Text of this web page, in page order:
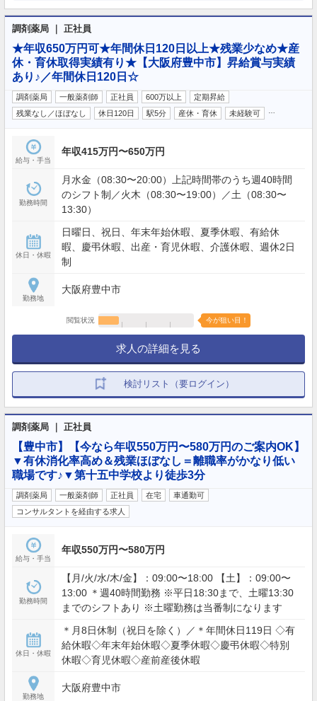
調剤薬局 ｜ 正社員
★年収650万円可★年間休日120日以上★残業少なめ★産
休・育休取得実績有り★【大阪府豊中市】昇給賞与実績
あり♪／年間休日120日☆
調剤薬局 一般薬剤師 正社員 600万以上
定期昇給
残業なし／ほぼなし
休日120日 駅5分 産休・育休 未経験可
給与・手当
年収415万円〜650万円
勤務時間
月水金（08:30〜20:00）上記時間帯のうち週40時間
のシフト制／火木（08:30〜19:00）／土（08:30〜
13:30）
休日・休暇
日曜日、祝日、年末年始休暇、夏季休暇、有給休
暇、慶弔休暇、出産・育児休暇、介護休暇、週休2日
制
勤務地
大阪府豊中市
閲覧状況 今が狙い目！
求人の詳細を見る
検討リスト（要ログイン）
調剤薬局 ｜ 正社員
【豊中市】【今なら年収550万円〜580万円のご案内OK】
▼有休消化率高め＆残業ほぼなし＝離職率がかなり低い
職場です♪▼第十五中学校より徒歩3分
調剤薬局 一般薬剤師 正社員 在宅
車通勤可
コンサルタントを経由する求人
給与・手当
年収550万円〜580万円
勤務時間
【月/火/水/木/金】：09:00〜18:00 【土】：09:00〜
13:00 ＊週40時間勤務 ※平日18:30まで、土曜13:30
までのシフトあり ※土曜勤務は当番制になります
休日・休暇
＊月8日休制（祝日を除く）／＊年間休日119日 ◇有
給休暇◇年末年始休暇◇夏季休暇◇慶弔休暇◇特別
休暇◇育児休暇◇産前産後休暇
勤務地
大阪府豊中市